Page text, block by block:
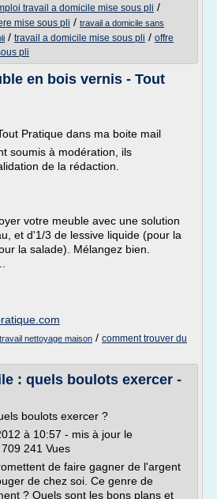
travail a domicile mise sous pli /
mise sous pli / travail a domicile sans
/ travail a domicile mise sous pli / offre
pli
en bois vernis - Tout
Pratique dans ma boite mail
soumis à modération, ils
de la rédaction.
votre meuble avec une solution
et d'1/3 de lessive liquide (pour la
la salade). Mélangez bien.
nettoyage maison / comment trouver du
: quels boulots exercer -
boulots exercer ?
à 10:57 - mis à jour le
241 Vues
de faire gagner de l'argent
de chez soi. Ce genre de
? Quels sont les bons plans et